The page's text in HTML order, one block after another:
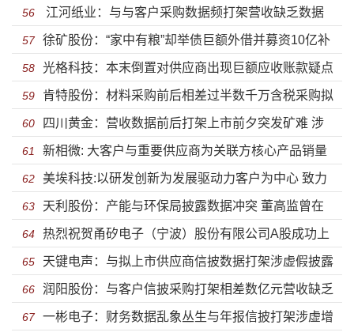
产损失惨重 债务压顶客户入股隐瞒披露价格并已经大幅
减持
56 江河纸业：与与客户采购数据频打架营收缺乏数据
支撑 高价收购赔本买卖或存猫腻违规融资利用贫困户贷
款入股
57 徐矿股份：“家中有粮”却举债巨额外借并募资10亿补
流 财务数据相差数亿元矿难之下冲关能否顺利？
58 光格科技：本末倒置对供应商出现巨额应收账款疑点
重重 现金流与采购金额不匹配涉虚假采购
59 肯特股份：材料采购前后相差过半数千万含税采购拟
虚构 披露文件材料现双数据可靠性存疑
60 四川黄金：营收数据前后打架上市前夕突发矿难 涉
黑人员入股涉国有资产流失被追缴高管履历造假
61 新相微: 大客户与重要供应商为关联方核心产品销量
大幅下滑 股东低价清仓价格天地有别有钱炒股分红却募
巨资补流
62 美埃科技:以研发创新为发展驱动力客户为中心 致力
致力成为空气净化产业领军企业
63 天利股份：产能与环保局披露数据冲突 董高监曾在
客户任职涉虚增营收举债之下控股股东占用资金
64 热烈祝贺甬矽电子（宁波）股份有限公司A股成功上
市
65 天键电声：与拟上市供应商信披数据打架涉虚假披露
弄虚作假只字不提靠补助及人民币贬值支撑或无法再续
业绩佳话
66 润阳股份：与客户信披采购打架相差数亿元营收缺乏
财务数据支撑 投资金额与环评披露相差数亿股东低价套
67 一彬电子：财务数据乱象丛生与年报信披打架涉虚增